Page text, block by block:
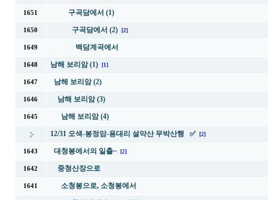
1651 구곡담에서 (1)
1650 구곡담에서 (2) [2]
1649 백담계곡에서
1648 남해 보리암 (1) [1]
1647 남해 보리암 (2)
1646 남해 보리암 (3)
1645 남해 보리암 (4)
12/31 오색-봉정암-용대리 설악산 무박산행 ✅ [2]
1643 대청봉에서의 일출~ [2]
1642 중청산장으로
1641 소청봉으로, 소청봉에서